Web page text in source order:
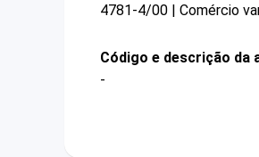
4781-4/00 | Comércio
Código e descrição da
-